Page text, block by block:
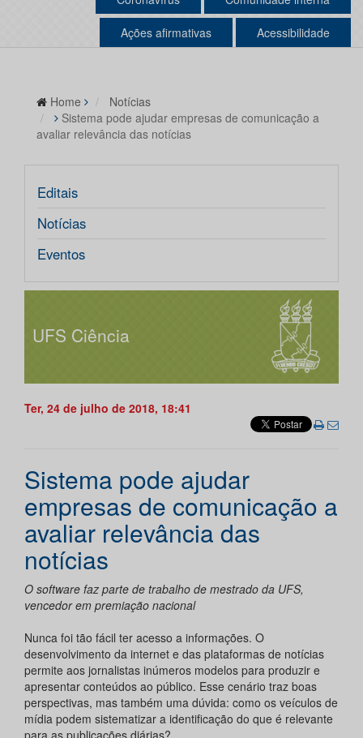
Ações afirmativas Acessibilidade
Home
Notícias
Sistema pode ajudar empresas de comunicação a
avaliar relevância das notícias
Editais
Notícias
Eventos
UFS Ciência
Ter, 24 de julho de 2018, 18:41
Sistema pode ajudar
empresas de comunicação a
avaliar relevância das
notícias
O software faz parte de trabalho de mestrado da UFS,
vencedor em premiação nacional
Nunca foi tão fácil ter acesso a informações. O
desenvolvimento da internet e das plataformas de notícias
permite aos jornalistas inúmeros modelos para produzir e
apresentar conteúdos ao público. Esse cenário traz boas
perspectivas, mas também uma dúvida: como os veículos de
mídia podem sistematizar a identificação do que é relevante